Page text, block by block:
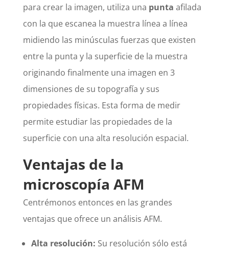
para crear la imagen, utiliza una punta afilada
con la que escanea la muestra línea a línea
midiendo las minúsculas fuerzas que existen
entre la punta y la superficie de la muestra
originando finalmente una imagen en 3
dimensiones de su topografía y sus
propiedades físicas. Esta forma de medir
permite estudiar las propiedades de la
superficie con una alta resolución espacial.
Ventajas de la
microscopía AFM
Centrémonos entonces en las grandes
ventajas que ofrece un análisis AFM.
Alta resolución: Su resolución sólo está